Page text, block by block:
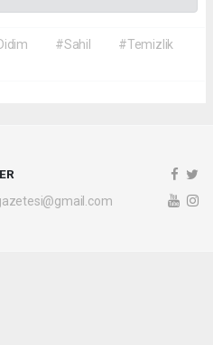
#Sahil
#Temizlik